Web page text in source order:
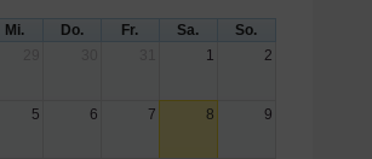
Mi. Do. Fr. Sa.
So.
1 2
5 6 7 8 9